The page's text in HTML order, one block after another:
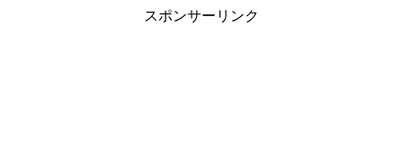
スポンサーリンク